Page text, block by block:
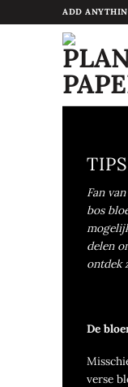
naar
ADD
Fan
bos
delen
ontdek
De
verse